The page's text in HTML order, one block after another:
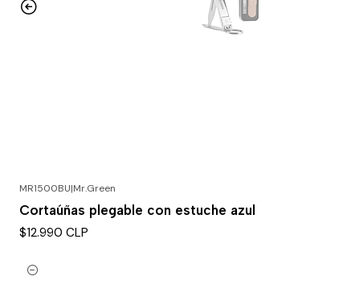
MR1500BU|Mr.Green
Cortaúñas plegable con estuche azul
$12.990 CLP
Cantidad